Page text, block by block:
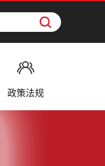
政策法规